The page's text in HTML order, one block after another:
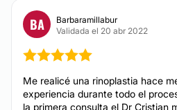
Financiación o facilidades de
Sí
Métodos de pago aceptados:
Tarjeta de Crédito/Débito
Transferencia Bancaria
Eliminación ojeras
Medicina Ortomolecular
Blefaroplastia sin cirugía
Hialuronidasa
Rellenos faciales
BA
Barbaramillabur
Validada el 20 abr 2022
Me realicé una rinoplastia hace
experiencia durante todo el
la primera consulta el Dr Cristian